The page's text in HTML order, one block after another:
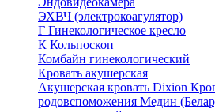
ЭХВЧ (электрокоагулятор)
Г Гинекологическое кресло
К Кольпоскоп
Комбайн гинекологический
Кровать акушерская
Акушерская кровать Dixion
родовспоможения Медин